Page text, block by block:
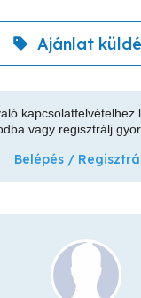
Ajánlat
kapcsolatfelvételhez
vagy regisztrálj
Belépés /